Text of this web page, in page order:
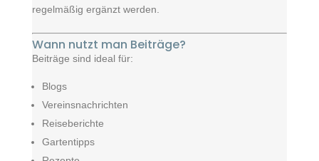
regelmäßig ergänzt werden.
Wann nutzt man Beiträge?
Beiträge sind ideal für:
Blogs
Vereinsnachrichten
Reiseberichte
Gartentipps